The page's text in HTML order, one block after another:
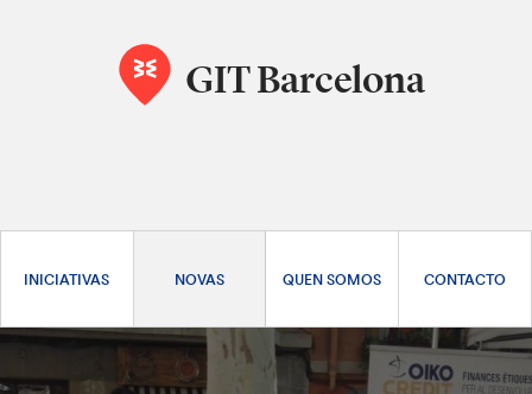
GIT Barcelona
INICIATIVAS NOVAS QUEN SOMOS CONTACTO